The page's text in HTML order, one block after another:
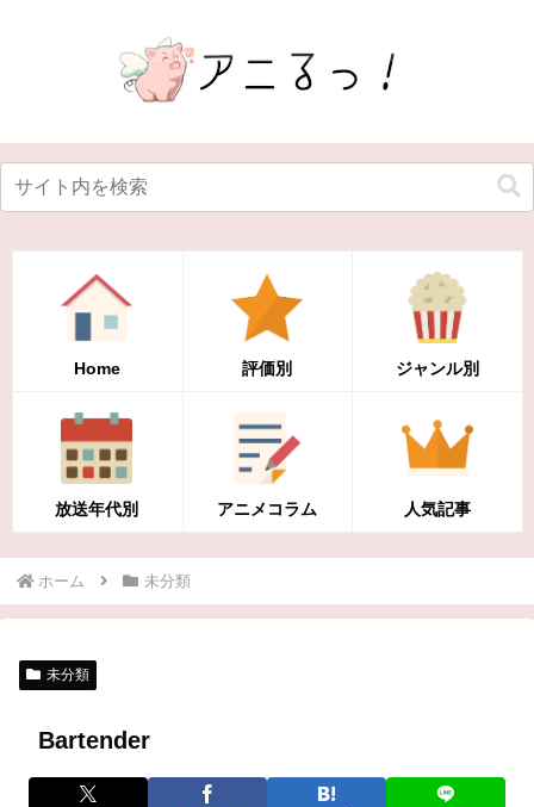
Home 評価別 ジャンル別
放送年代別 アニメコラム 人気記事
ホーム 未分類
未分類
Bartender